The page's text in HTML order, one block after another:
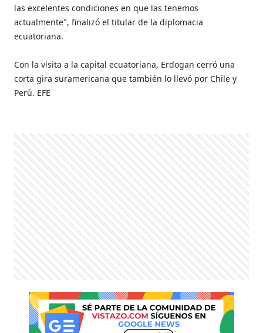
las excelentes condiciones en que las tenemos
actualmente", finalizó el titular de la diplomacia
ecuatoriana.
Con la visita a la capital ecuatoriana, Erdogan cerró una
corta gira suramericana que también lo llevó por Chile y
Perú. EFE